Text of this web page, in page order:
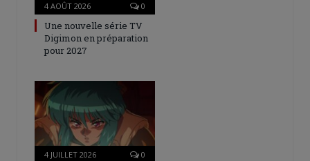
4 AOÛT 2026 0
Une nouvelle série TV
Digimon en préparation
pour 2027
4 JUILLET 2026 0